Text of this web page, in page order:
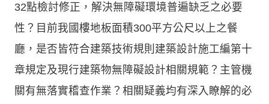
32點檢討修正，解決無障礙環境普遍缺乏之必要
性？目前我國樓地板面積300平方公尺以上之餐
廳，是否皆符合建築技術規則建築設計施工編第十
章規定及現行建築物無障礙設計相關規範？主管機
關有無落實稽查作業？相關疑義均有深入瞭解的必